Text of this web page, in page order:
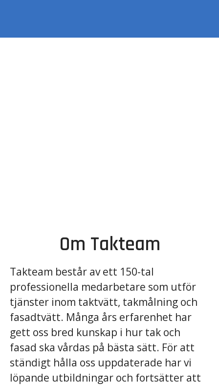
Om Takteam
Takteam består av ett 150-tal
professionella medarbetare som utför
tjänster inom taktvätt, takmålning och
fasadtvätt. Många års erfarenhet har
gett oss bred kunskap i hur tak och
fasad ska vårdas på bästa sätt. För att
ständigt hålla oss uppdaterade har vi
löpande utbildningar och fortsätter att